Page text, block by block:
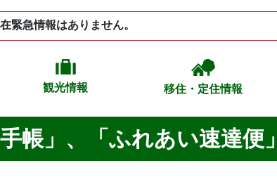
緊急情報はありません。
観光情報 移住・定住情報
手帳」、「ふれあい速達便